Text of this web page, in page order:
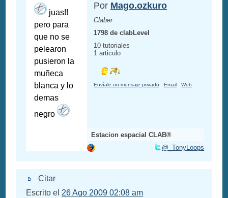
juas!!
pero para
que no se
pelearon
pusieron la
muñeca
blanca y lo
demas
negro
Por Mago.ozkuro
Claber
1798 de clabLevel
10 tutoriales
1 articulo
Envíale un mensaje privado Email Web
Estacion espacial CLAB®
@_TonyLoops
Citar
Escrito el 26 Ago 2009 02:08 am